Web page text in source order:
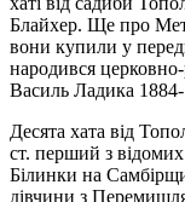
Блайхер. Ще про
вони купили у
народився
Василь Ладика
Десята хата від
ст. перший з
Білинки на
дівчини з